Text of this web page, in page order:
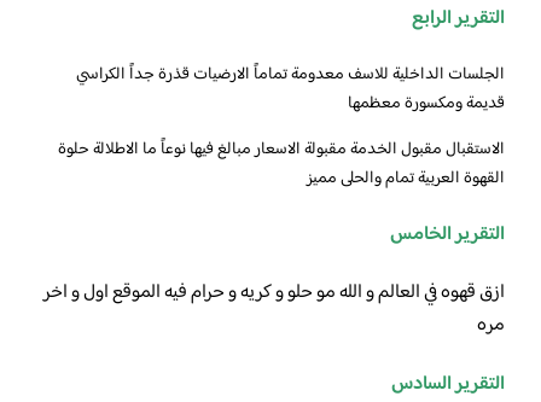
التقرير الرابع
الجلسات الداخلية للاسف معدومة تماماً الارضيات قذرة جداً الكراسي
قديمة ومكسورة معظمها
الاستقبال مقبول الخدمة مقبولة الاسعار مبالغ فيها نوعاً ما الاطلالة حلوة
القهوة العربية تمام والحلى مميز
التقرير الخامس
ازق قهوه في العالم و الله مو حلو و كريه و حرام فيه الموقع اول و اخر
مره
التقرير السادس